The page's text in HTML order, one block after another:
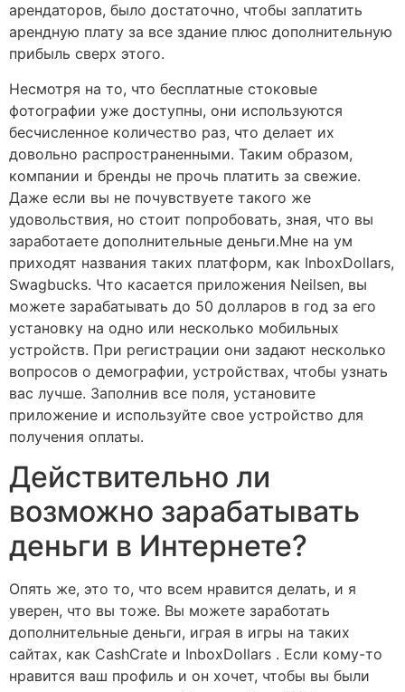
арендаторов, было достаточно, чтобы заплатить
арендную плату за все здание плюс дополнительную
прибыль сверх этого.
Несмотря на то, что бесплатные стоковые
фотографии уже доступны, они используются
бесчисленное количество раз, что делает их
довольно распространенными. Таким образом,
компании и бренды не прочь платить за свежие.
Даже если вы не почувствуете такого же
удовольствия, но стоит попробовать, зная, что вы
заработаете дополнительные деньги.Мне на ум
приходят названия таких платформ, как InboxDollars,
Swagbucks. Что касается приложения Neilsen, вы
можете зарабатывать до 50 долларов в год за его
установку на одно или несколько мобильных
устройств. При регистрации они задают несколько
вопросов о демографии, устройствах, чтобы узнать
вас лучше. Заполнив все поля, установите
приложение и используйте свое устройство для
получения оплаты.
Действительно ли
возможно зарабатывать
деньги в Интернете?
Опять же, это то, что всем нравится делать, и я
уверен, что вы тоже. Вы можете заработать
дополнительные деньги, играя в игры на таких
сайтах, как CashCrate и InboxDollars . Если кому-то
нравится ваш профиль и он хочет, чтобы вы были